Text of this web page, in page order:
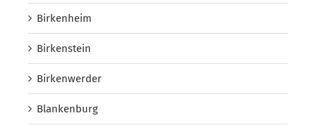
Birkenheim
Birkenstein
Birkenwerder
Blankenburg